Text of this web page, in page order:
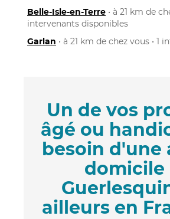
Belle-Isle-en-Terre • à 21 km de
intervenants disponibles
Garlan • à 21 km de chez vous •
Un de vos
âgé ou
besoin d'une
domicile
ailleurs en